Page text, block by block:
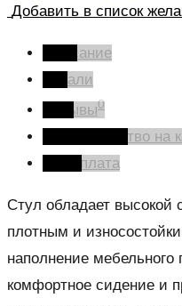
Добавить в список
Описание
Детали
Отзывы0
Производство на
Оплата
Стул обладает высокой
плотным и
наполнение мебельного
комфортное сидение и